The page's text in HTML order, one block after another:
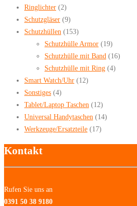
Ringlichter (2)
Schutzgläser (9)
Schutzhüllen (153)
Schutzhülle Armor (19)
Schutzhülle mit Band (16)
Schutzhülle mit Ring (4)
Smart Watch/Uhr (12)
Sonstiges (4)
Tablet/Laptop Taschen (12)
Universal Handytaschen (14)
Werkzeuge/Ersatzteile (17)
Kontakt
Rufen Sie uns an
0391 50 38 9180